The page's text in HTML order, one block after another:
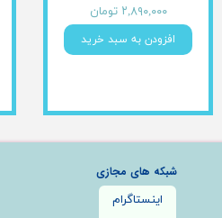
۲,۸۹۰,۰۰۰ تومان
افزودن به سبد خرید
اینستاگرام
شبکه های مجازی